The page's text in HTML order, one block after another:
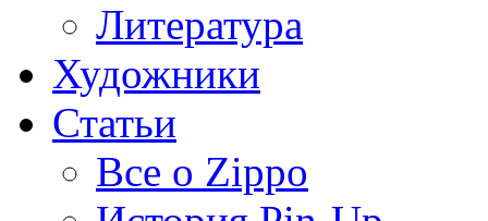
Литература
Художники
Статьи
Все о Zippo